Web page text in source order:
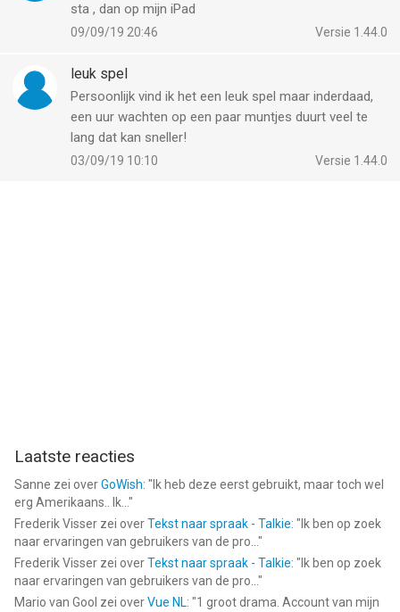
sta , dan op mijn iPad
Versie 1.44.0
09/09/19 20:46
leuk spel
Persoonlijk vind ik het een leuk spel maar inderdaad,
een uur wachten op een paar muntjes duurt veel te
lang dat kan sneller!
Versie 1.44.0
03/09/19 10:10
Laatste reacties
Sanne zei overGoWish: " Ik heb deze eerst gebruikt, maar toch wel
erg Amerikaans.. Ik... "
Frederik Visser zei overTekst naar spraak - Talkie: " Ik ben op zoek
naar ervaringen van gebruikers van de pro... "
Frederik Visser zei overTekst naar spraak - Talkie: " Ik ben op zoek
naar ervaringen van gebruikers van de pro... "
Mario van Gool zei overVue NL: "1 groot drama. Account van mijn